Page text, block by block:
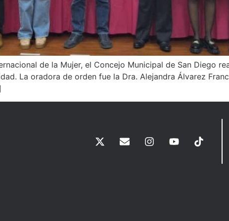
de la Mujer, el Concejo Municipal de San Diego
La oradora de orden fue la Dra. Alejandra Álvarez